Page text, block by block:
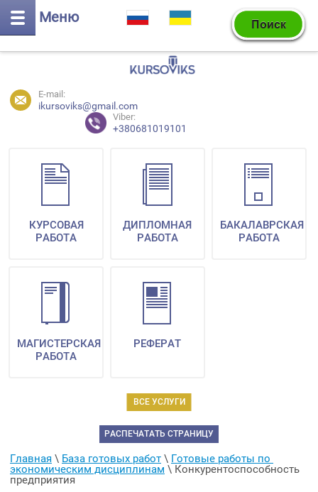
Меню
E-mail:
ikursoviks@gmail.com
Viber:
+380681019101
ВСЕ УСЛУГИ
КУРСОВАЯ
РАБОТА
ДИПЛОМНАЯ
РАБОТА
БАКАЛАВРСКАЯ
РАБОТА
МАГИСТЕРСКАЯ
РАБОТА
РЕФЕРАТ
РАСПЕЧАТАТЬ СТРАНИЦУ
Главная \ База готовых работ \ Готовые работы по
экономическим дисциплинам \ Конкурентоспособность
предприятия